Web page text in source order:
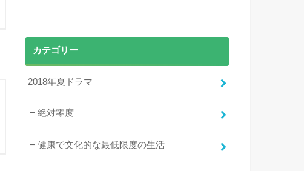
カテゴリー
2018年夏ドラマ
絶対零度
健康で文化的な最低限度の生活